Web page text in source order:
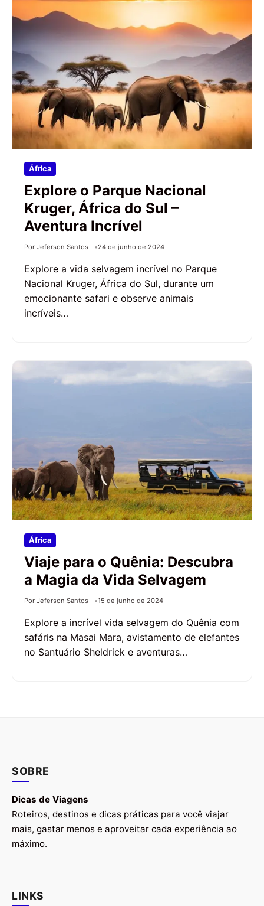
África
Explore o Parque Nacional
Kruger, África do Sul –
Aventura Incrível
Por Jeferson Santos 24 de junho de 2024
Explore a vida selvagem incrível no Parque
Nacional Kruger, África do Sul, durante um
emocionante safari e observe animais
incríveis…
África
Viaje para o Quênia: Descubra
a Magia da Vida Selvagem
Por Jeferson Santos 15 de junho de 2024
Explore a incrível vida selvagem do Quênia com
safáris na Masai Mara, avistamento de elefantes
no Santuário Sheldrick e aventuras…
SOBRE
Dicas de Viagens
Roteiros, destinos e dicas práticas para você viajar
mais, gastar menos e aproveitar cada experiência ao
máximo.
LINKS